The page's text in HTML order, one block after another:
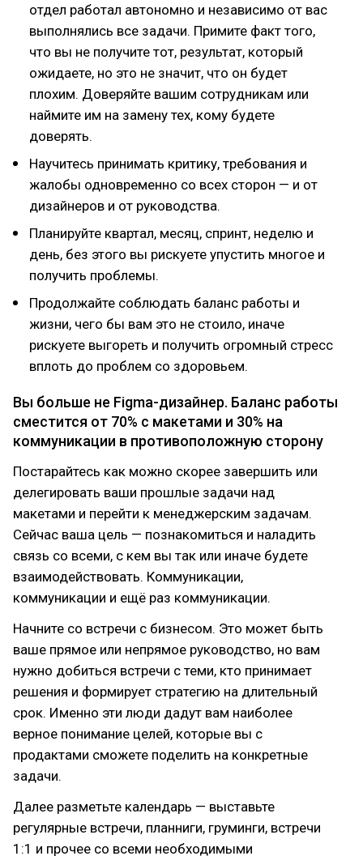
отдел работал автономно и независимо от вас
выполнялись все задачи. Примите факт того,
что вы не получите тот, результат, который
ожидаете, но это не значит, что он будет
плохим. Доверяйте вашим сотрудникам или
наймите им на замену тех, кому будете
доверять.
Научитесь принимать критику, требования и
жалобы одновременно со всех сторон — и от
дизайнеров и от руководства.
Планируйте квартал, месяц, спринт, неделю и
день, без этого вы рискуете упустить многое и
получить проблемы.
Продолжайте соблюдать баланс работы и
жизни, чего бы вам это не стоило, иначе
рискуете выгореть и получить огромный стресс
вплоть до проблем со здоровьем.
Вы больше не Figma-дизайнер. Баланс работы
сместится от 70% с макетами и 30% на
коммуникации в противоположную сторону
Постарайтесь как можно скорее завершить или
делегировать ваши прошлые задачи над
макетами и перейти к менеджерским задачам.
Сейчас ваша цель — познакомиться и наладить
связь со всеми, с кем вы так или иначе будете
взаимодействовать. Коммуникации,
коммуникации и ещё раз коммуникации.
Начните со встречи с бизнесом. Это может быть
ваше прямое или непрямое руководство, но вам
нужно добиться встречи с теми, кто принимает
решения и формирует стратегию на длительный
срок. Именно эти люди дадут вам наиболее
верное понимание целей, которые вы с
продактами сможете поделить на конкретные
задачи.
Далее разметьте календарь — выставьте
регулярные встречи, планниги, груминги, встречи
1:1 и прочее со всеми необходимыми